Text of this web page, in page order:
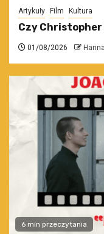
Artykuły Film Kultura
Czy Christopher
01/08/2026
6 min przeczytania